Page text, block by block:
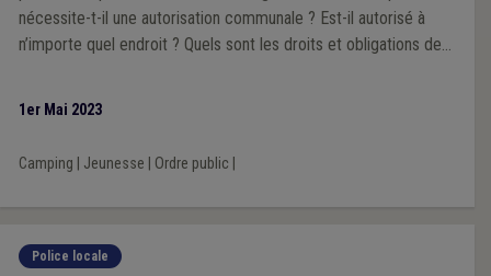
nécessite-t-il une autorisation communale ? Est-il autorisé à
n’importe quel endroit ? Quels sont les droits et obligations des
1er Mai 2023
Camping Jeunesse Ordre public
Police locale